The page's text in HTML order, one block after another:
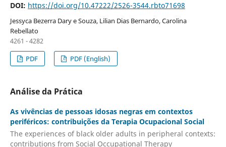
DOI: https://doi.org/10.47222/2526-3544.rbto71698
Jessyca Bezerra Dary e Souza, Lilian Dias Bernardo, Carolina
Rebellato
4261 - 4282
PDF
PDF (English)
Análise da Prática
As vivências de pessoas idosas negras em contextos
periféricos: contribuições da Terapia Ocupacional Social
The experiences of black older adults in peripheral contexts:
contributions from Social Occupational Therapy